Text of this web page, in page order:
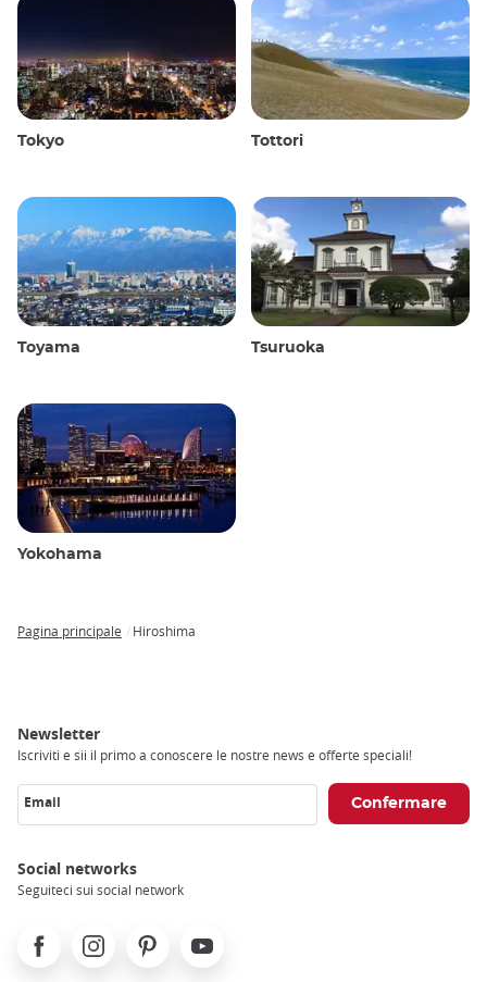
Tokyo Tottori
Toyama Tsuruoka
Yokohama
Pagina principale Hiroshima
Newsletter
Iscriviti e sii il primo a conoscere le nostre news e offerte speciali!
Email
Social networks
Seguiteci sui social network
FacebookInstagramPinterest Youtube